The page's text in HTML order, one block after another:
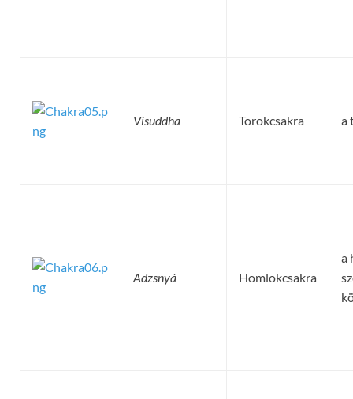
Visuddha Torokcsakra a
Adzsnyá Homlokcsakra
a